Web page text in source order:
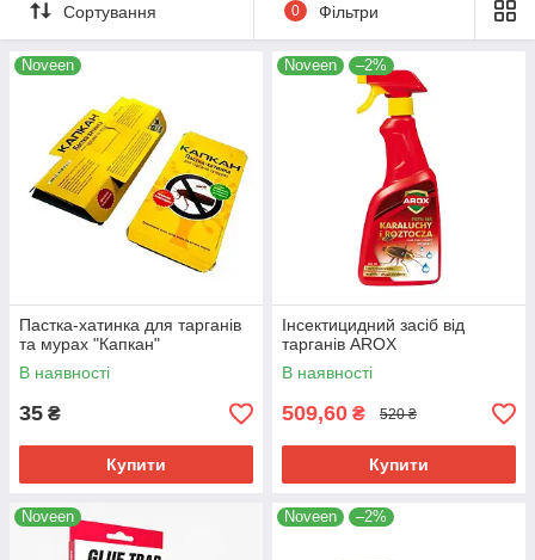
Сортування 0 Фільтри
Noveen
Пастка-хатинка для тарганів
та мурах "Капкан"
В наявності
35 ₴
Купити
Noveen –2%
Інсектицидний засіб від
тарганів AROX
В наявності
509,60 ₴ 520 ₴
Купити
Noveen Noveen –2%